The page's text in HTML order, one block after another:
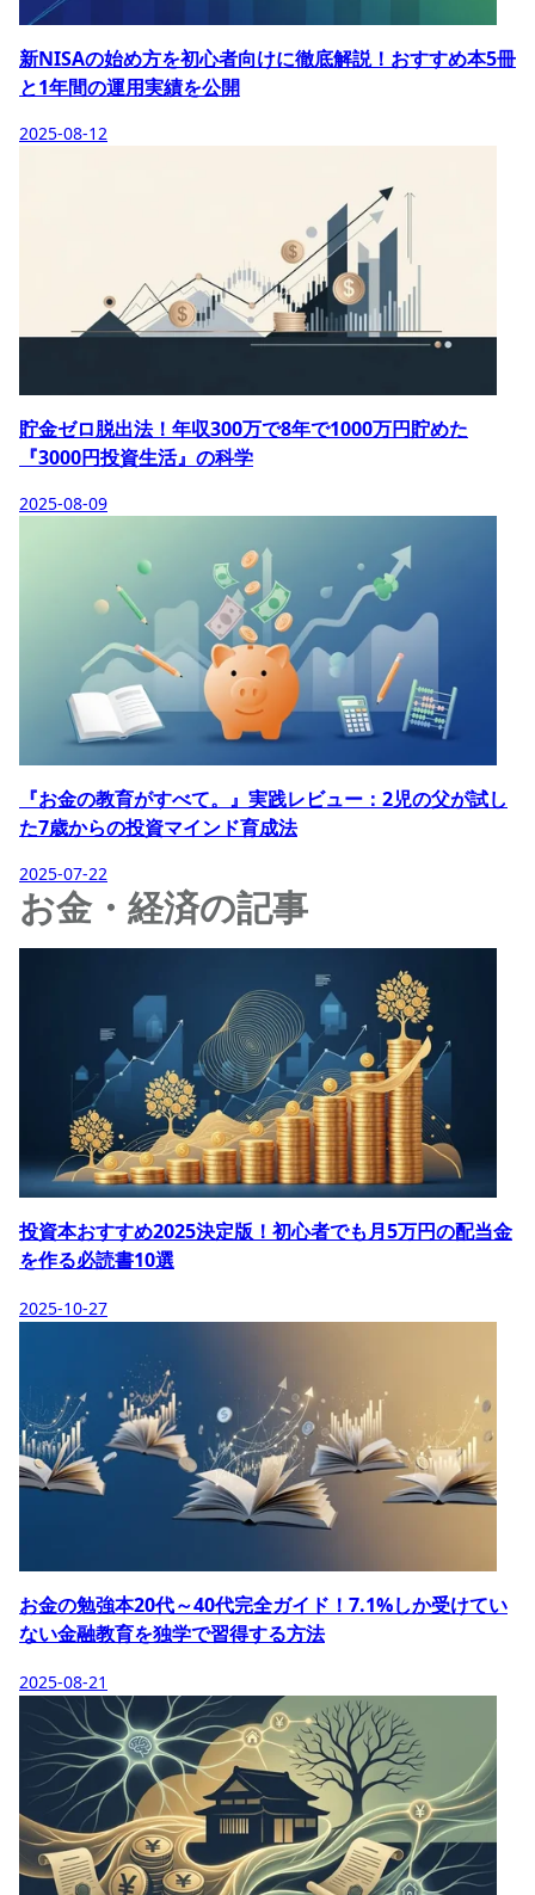
新NISAの始め方を初心者向けに徹底解説！おすすめ本5冊
と1年間の運用実績を公開
2025-08-12
貯金ゼロ脱出法！年収300万で8年で1000万円貯めた
『3000円投資生活』の科学
2025-08-09
『お金の教育がすべて。』実践レビュー：2児の父が試し
た7歳からの投資マインド育成法
2025-07-22
お金・経済の記事
投資本おすすめ2025決定版！初心者でも月5万円の配当金
を作る必読書10選
2025-10-27
お金の勉強本20代～40代完全ガイド！7.1%しか受けてい
ない金融教育を独学で習得する方法
2025-08-21